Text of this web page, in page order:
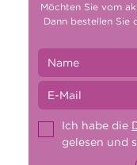
Möchten Sie vom
Dann bestellen Sie
Ich habe die
gelesen und